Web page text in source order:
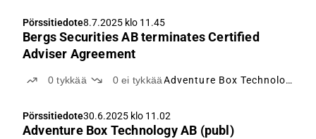
Pörssitiedote8.7.2025 klo 11.45
Bergs Securities AB terminates Certified
Adviser Agreement
0tykkää 0ei tykkää Adventure Box Technology
Pörssitiedote30.6.2025 klo 11.02
Adventure Box Technology AB (publ)